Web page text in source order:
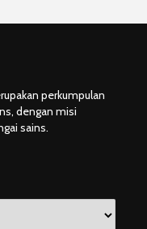
perkumpulan
dengan misi
sains.